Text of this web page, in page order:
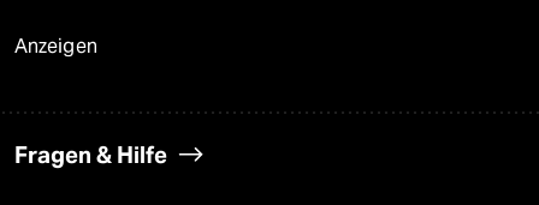
Anzeigen
Fragen & Hilfe